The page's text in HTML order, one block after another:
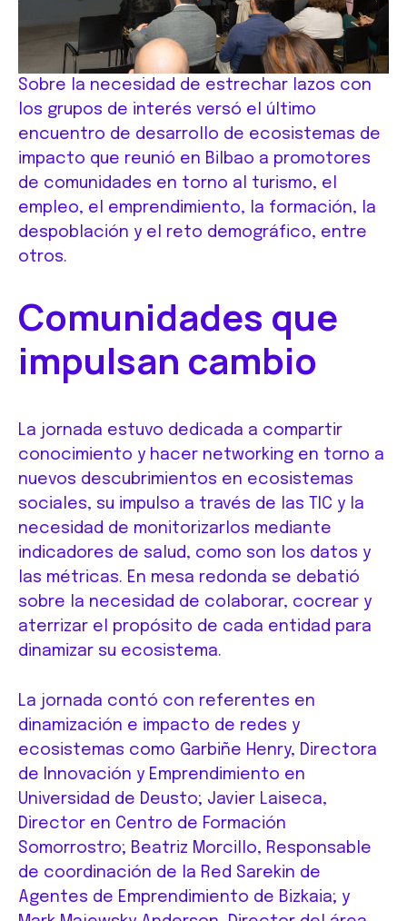
Sobre la necesidad de estrechar lazos con
los grupos de interés versó el último
encuentro de desarrollo de ecosistemas de
impacto que reunió en Bilbao a promotores
de comunidades en torno al turismo, el
empleo, el emprendimiento, la formación, la
despoblación y el reto demográfico, entre
otros.
Comunidades que
impulsan cambio
La jornada estuvo dedicada a compartir
conocimiento y hacer networking en torno a
nuevos descubrimientos en ecosistemas
sociales, su impulso a través de las TIC y la
necesidad de monitorizarlos mediante
indicadores de salud, como son los datos y
las métricas. En mesa redonda se debatió
sobre la necesidad de colaborar, cocrear y
aterrizar el propósito de cada entidad para
dinamizar su ecosistema.
La jornada contó con referentes en
dinamización e impacto de redes y
ecosistemas como Garbiñe Henry, Directora
de Innovación y Emprendimiento en
Universidad de Deusto; Javier Laiseca,
Director en Centro de Formación
Somorrostro; Beatriz Morcillo, Responsable
de coordinación de la Red Sarekin de
Agentes de Emprendimiento de Bizkaia; y